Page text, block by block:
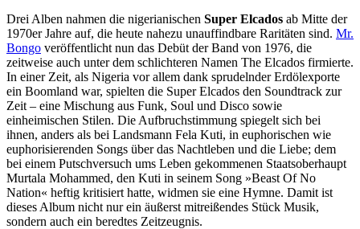
Drei Alben nahmen die nigerianischen Super Elcados ab Mitte der
1970er Jahre auf, die heute nahezu unauffindbare Raritäten sind. Mr.
Bongo veröffentlicht nun das Debüt der Band von 1976, die
zeitweise auch unter dem schlichteren Namen The Elcados firmierte.
In einer Zeit, als Nigeria vor allem dank sprudelnder Erdölexporte
ein Boomland war, spielten die Super Elcados den Soundtrack zur
Zeit – eine Mischung aus Funk, Soul und Disco sowie
einheimischen Stilen. Die Aufbruchstimmung spiegelt sich bei
ihnen, anders als bei Landsmann Fela Kuti, in euphorischen wie
euphorisierenden Songs über das Nachtleben und die Liebe; dem
bei einem Putschversuch ums Leben gekommenen Staatsoberhaupt
Murtala Mohammed, den Kuti in seinem Song »Beast Of No
Nation« heftig kritisiert hatte, widmen sie eine Hymne. Damit ist
dieses Album nicht nur ein äußerst mitreißendes Stück Musik,
sondern auch ein beredtes Zeitzeugnis.